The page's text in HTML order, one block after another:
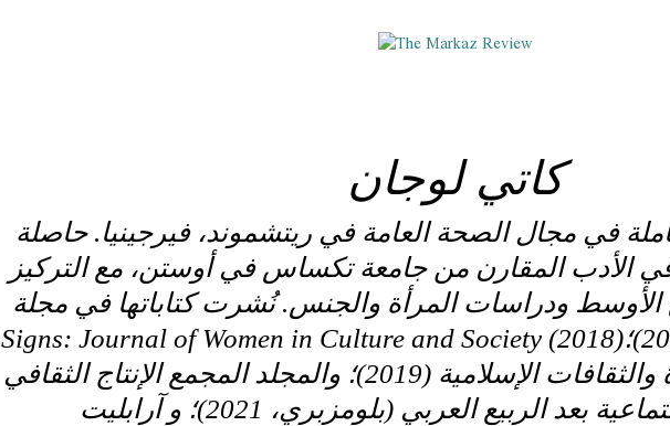
كاتي لوجان
في مجال الصحة العامة في ريتشموند، فيرجينيا. حاصلة
الأدب المقارن من جامعة تكساس في أوستن، مع التركيز
ودراسات المرأة والجنس. نُشرت كتاباتها في مجلة
Signs: Journal of Women in Culture and Society (2018)؛ دراسات الذاكرة (2021)؛
وموسوعة بريل للمرأة والثقافات الإسلامية (2019)؛ والمجلد المجمع الإنتاج الثقافي